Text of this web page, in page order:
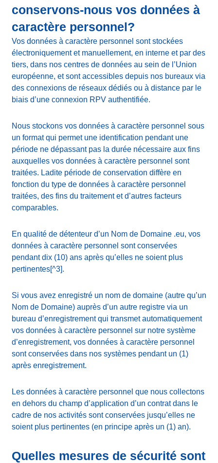
conservons-nous vos données à
caractère personnel?
Vos données à caractère personnel sont stockées
électroniquement et manuellement, en interne et par des
tiers, dans nos centres de données au sein de l’Union
européenne, et sont accessibles depuis nos bureaux via
des connexions de réseaux dédiés ou à distance par le
biais d’une connexion RPV authentifiée.
Nous stockons vos données à caractère personnel sous
un format qui permet une identification pendant une
période ne dépassant pas la durée nécessaire aux fins
auxquelles vos données à caractère personnel sont
traitées. Ladite période de conservation diffère en
fonction du type de données à caractère personnel
traitées, des fins du traitement et d’autres facteurs
comparables.
En qualité de détenteur d’un Nom de Domaine .eu, vos
données à caractère personnel sont conservées
pendant dix (10) ans après qu’elles ne soient plus
pertinentes[^3].
Si vous avez enregistré un nom de domaine (autre qu’un
Nom de Domaine) auprès d’un autre registre via un
bureau d’enregistrement qui transmet automatiquement
vos données à caractère personnel sur notre système
d’enregistrement, vos données à caractère personnel
sont conservées dans nos systèmes pendant un (1)
après enregistrement.
Les données à caractère personnel que nous collectons
en dehors du champ d’application d’un contrat dans le
cadre de nos activités sont conservées jusqu’elles ne
soient plus pertinentes (en principe après un (1) an).
Quelles mesures de sécurité sont